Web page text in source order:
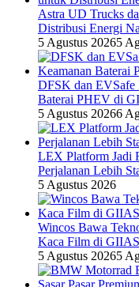
Astra UD Trucks
Distribusi Energi
5 Agustus 20265
DFSK dan EVSafe
Baterai PHEV di
5 Agustus 20266
LEX Platform Jadi
Perjalanan Lebih
5 Agustus 2026
Wincos Bawa
Kaca Film di
5 Agustus 20265